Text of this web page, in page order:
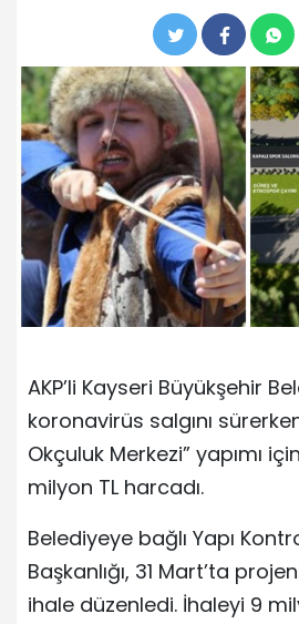
AKP’li Kayseri Büyükşehir
koronavirüs salgını
Okçuluk Merkezi” yapımı
milyon TL harcadı.
Belediyeye bağlı Yapı
Başkanlığı, 31 Mart’ta
ihale düzenledi. İhaleyi 9